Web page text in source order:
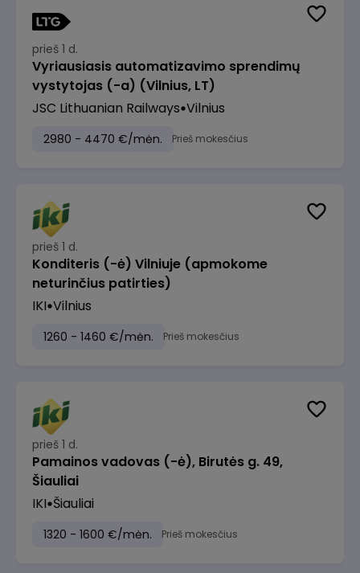
prieš 1 d.
Vyriausiasis automatizavimo sprendimų
vystytojas (-a) (Vilnius, LT)
JSC Lithuanian Railways Vilnius
2980 - 4470 €/mėn. Prieš mokesčius
prieš 1 d.
Konditeris (-ė) Vilniuje (apmokome
neturinčius patirties)
IKI Vilnius
1260 - 1460 €/mėn. Prieš mokesčius
prieš 1 d.
Pamainos vadovas (-ė), Birutės g. 49,
Šiauliai
IKI Šiauliai
1320 - 1600 €/mėn. Prieš mokesčius